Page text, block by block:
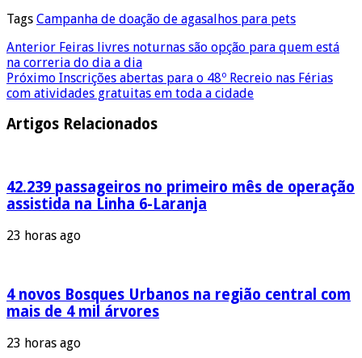
Tags Campanha de doação de agasalhos para pets
Anterior Feiras livres noturnas são opção para quem está
na correria do dia a dia
Próximo Inscrições abertas para o 48º Recreio nas Férias
com atividades gratuitas em toda a cidade
Artigos Relacionados
42.239 passageiros no primeiro mês de operação
assistida na Linha 6-Laranja
23 horas ago
4 novos Bosques Urbanos na região central com
mais de 4 mil árvores
23 horas ago